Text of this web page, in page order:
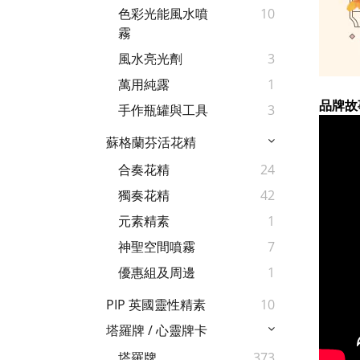
色彩光能風水噴
霧
10
風水亮光劑
3
萬用純露
1
手作瓶罐與工具
3
蘇格蘭芬活花精
合奏花精
24
獨奏花精
42
元素精素
1
神聖空間噴霧
7
優惠組及周邊
1
PIP 英國靈性精素
10
塔羅牌 / 心靈牌卡
品牌